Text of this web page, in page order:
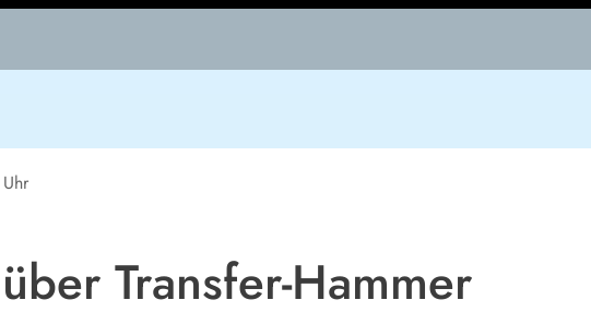
Transfer-Hammer